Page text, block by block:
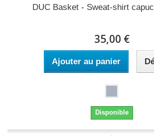
DUC Basket - Sweat-shirt
35,00 €
Ajouter au panier
Disponible